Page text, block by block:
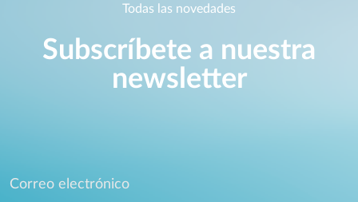
Todas las novedades
Subscríbete a nuestra
newsletter